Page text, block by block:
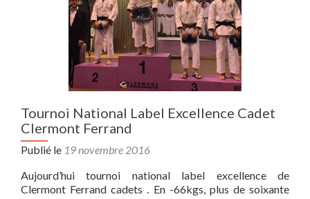
Tournoi National Label Excellence Cadet
Clermont Ferrand
Publié le 19 novembre 2016
Aujourd’hui tournoi national label excellence de
Clermont Ferrand cadets . En -66kgs, plus de soixante